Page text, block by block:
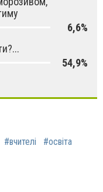
6,6%
54,9%
#вчителі #освіта